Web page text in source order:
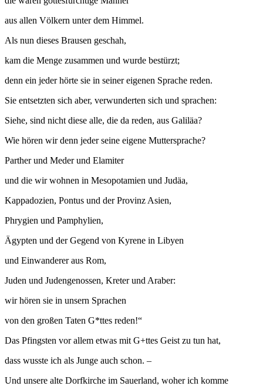
aus allen Völkern unter dem Himmel.
Als nun dieses Brausen geschah,
kam die Menge zusammen und wurde bestürzt;
denn ein jeder hörte sie in seiner eigenen Sprache reden.
Sie entsetzten sich aber, verwunderten sich und sprachen:
Siehe, sind nicht diese alle, die da reden, aus Galiläa?
Wie hören wir denn jeder seine eigene Muttersprache?
Parther und Meder und Elamiter
und die wir wohnen in Mesopotamien und Judäa,
Kappadozien, Pontus und der Provinz Asien,
Phrygien und Pamphylien,
Ägypten und der Gegend von Kyrene in Libyen
und Einwanderer aus Rom,
Juden und Judengenossen, Kreter und Araber:
wir hören sie in unsern Sprachen
von den großen Taten G*ttes reden!“
Das Pfingsten vor allem etwas mit G+ttes Geist zu tun hat,
dass wusste ich als Junge auch schon. –
Und unsere alte Dorfkirche im Sauerland, woher ich komme